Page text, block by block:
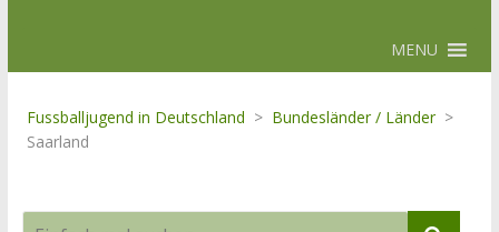
MENU
Fussballjugend in Deutschland > Bundesländer / Länder >
Saarland